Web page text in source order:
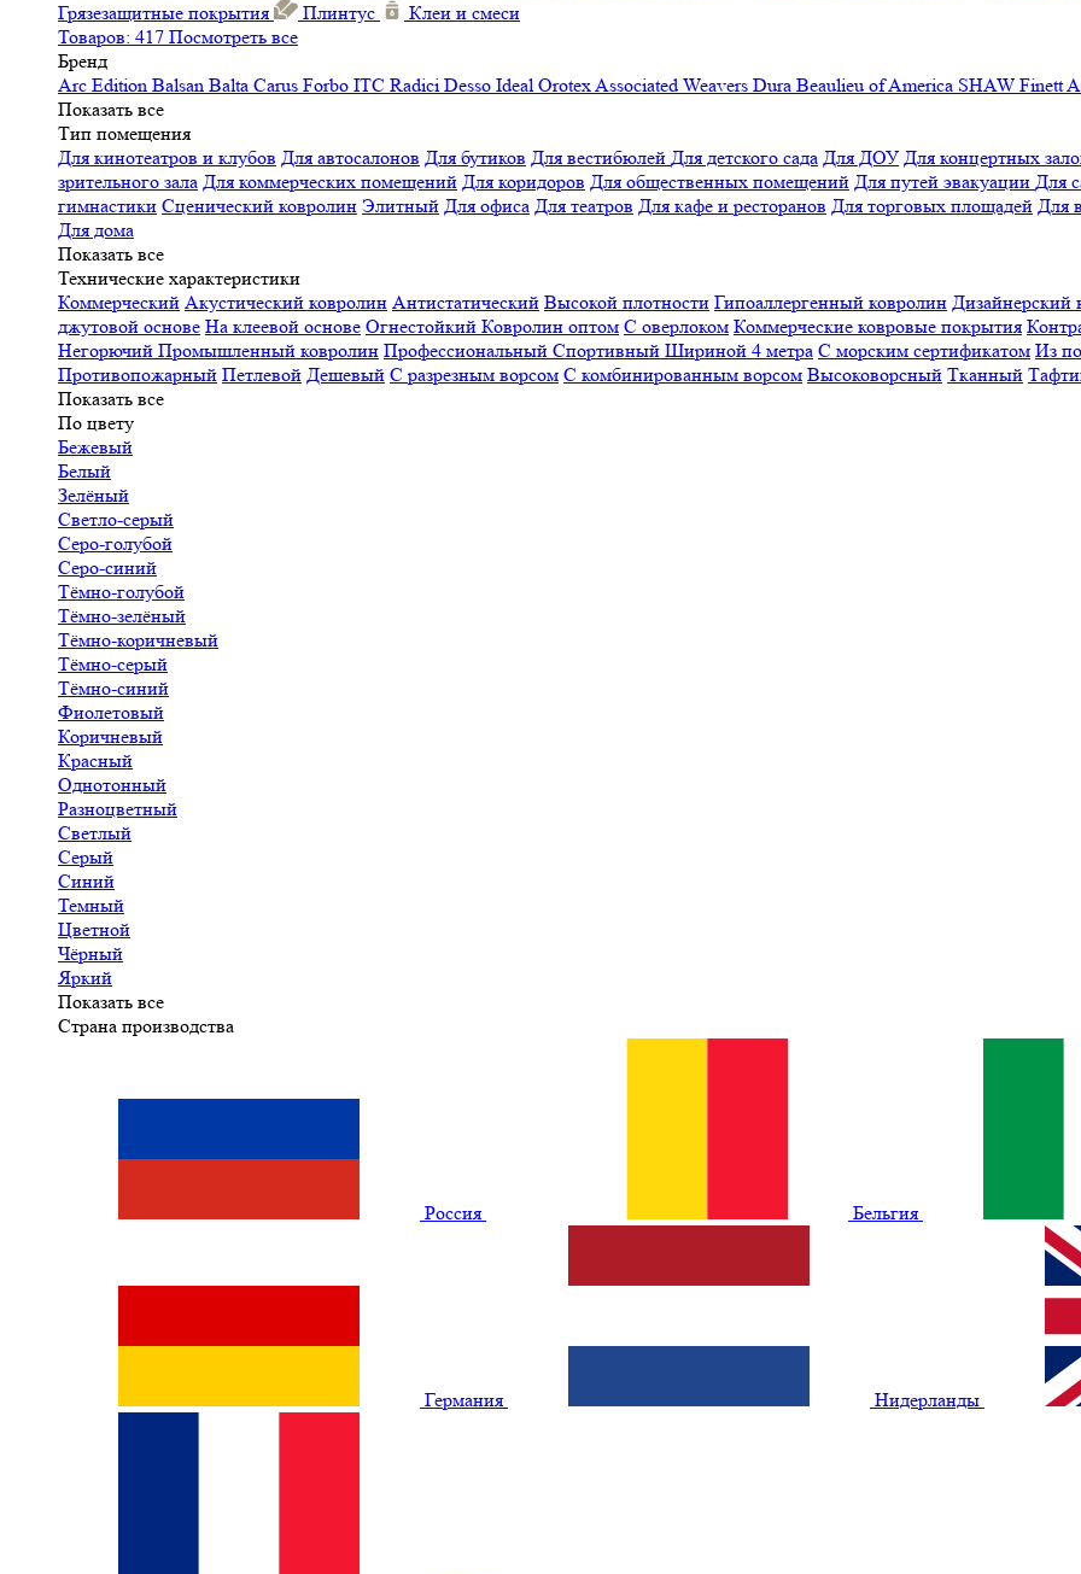
Грязезащитные покрытия
Плинтус
Клеи и смеси
Товаров: 417 Посмотреть все
Бренд
Arc Edition Balsan Balta Carus Forbo ITC Radici Desso Ideal OrotexAssociated Weavers Dura Beaulieu of America SHAW Finett
Показать все
Тип помещения
Для кинотеатров и клубов Для автосалонов Для бутиков Для вестибюлей Для детского сада Для ДОУ Для концертных
зрительного зала Для коммерческих помещений Для коридоров Для общественных помещений Для путей эвакуации Для
гимнастики Сценический ковролин Элитный Для офиса Для театров Для кафе и ресторанов Для торговых площадей Для
Для дома
Показать все
Технические характеристики
Коммерческий Акустический ковролин Антистатический Высокой плотности Гипоаллергенный ковролин Дизайнерский
джутовой основе На клеевой основе Огнестойкий Ковролин оптом С оверлоком Коммерческие ковровые покрытия
Негорючий Промышленный ковролин Профессиональный Спортивный Шириной 4 метра С морским сертификатом Из
Противопожарный Петлевой Дешевый С разрезным ворсом С комбинированным ворсом Высоковорсный Тканный
Показать все
По цвету
Бежевый
Белый
Зелёный
Светло-серый
Серо-голубой
Серо-синий
Тёмно-голубой
Тёмно-зелёный
Тёмно-коричневый
Тёмно-серый
Тёмно-синий
Фиолетовый
Коричневый
Красный
Однотонный
Разноцветный
Светлый
Серый
Синий
Темный
Цветной
Чёрный
Яркий
Показать все
Страна производства
Россия Бельгия
Германия Нидерланды